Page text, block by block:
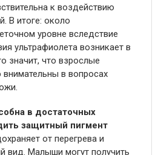
к воздействию
В итоге: около
уровне вследствие
ультрафиолета возникает в
значит, что взрослые
в вопросах
в достаточных
защитный пигмент
от перегрева и
вид. Малыши могут получить